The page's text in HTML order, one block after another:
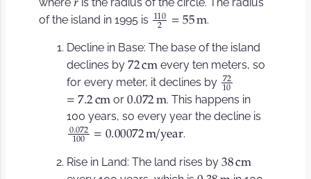
𝑟
of the island in 1995 is 110
2 = 55m.
Decline in Base: The base of the island
declines by 72cmevery ten meters, so
for every meter, it declines by 72
10
= 7.2cm or0.072m. This happens in
100 years, so every year the decline is
0.072
100 = 0.00072m/year.
Rise in Land: The land rises by 38cm